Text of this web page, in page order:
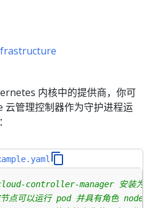
内核中的提供商，你可
管理控制器作为守护进程运
controller-manager 安装为集
节点可以运行 pod 并具有角色